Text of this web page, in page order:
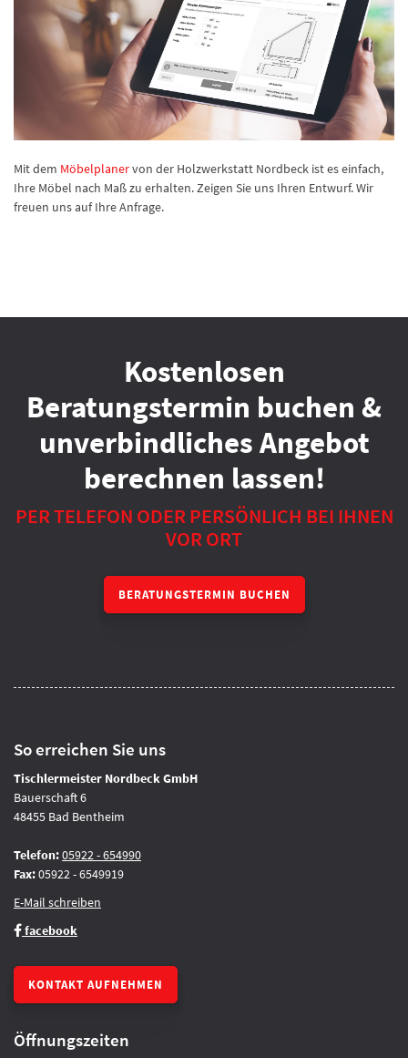
Mit dem Möbelplanervon der Holzwerkstatt Nordbeck ist es einfach,
Ihre Möbel nach Maß zu erhalten. Zeigen Sie uns Ihren Entwurf. Wir
freuen uns auf Ihre Anfrage.
Kostenlosen
Beratungstermin buchen &
unverbindliches Angebot
berechnen lassen!
PER TELEFON ODER PERSÖNLICH BEI IHNEN
VOR ORT
BERATUNGSTERMIN BUCHEN
So erreichen Sie uns
Tischlermeister Nordbeck GmbH
Bauerschaft 6
48455 Bad Bentheim
Telefon:05922 - 654990
Fax:05922 - 6549919
E-Mail schreiben
facebook
KONTAKT AUFNEHMEN
Öffnungszeiten